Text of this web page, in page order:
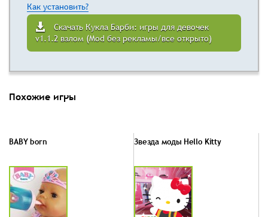
Как установить?
Скачать Кукла Барби: игры для девочек
v1.1.2 взлом (Mod без рекламы/все открыто)
Похожие игры
BABY born Звезда моды Hello Kitty